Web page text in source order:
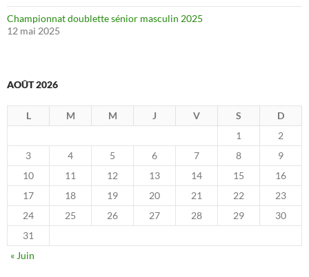
Championnat doublette sénior masculin 2025
12 mai 2025
AOÛT 2026
L M M J V S
D
1
2
3
4 5 6 7 8
9
10
11 12 13 14 15
16
17
18 19 20 21 22
23
24
25 26 27 28 29
30
31
« Juin